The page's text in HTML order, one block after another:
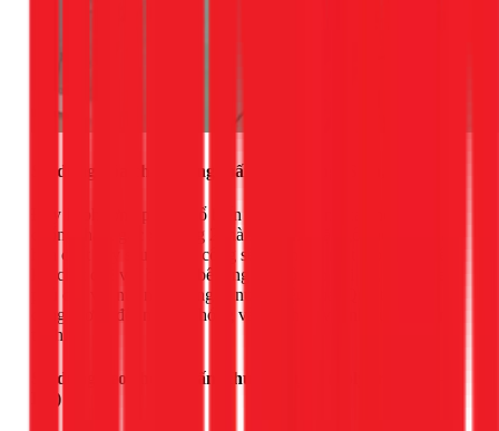
Sử dụng hóa chất chống thấm dạng lỏng (Sika, Kova)
Đây là phương pháp phổ biến nhất, sử dụng các hợp chất
chống thấm gốc xi măng 2 thành phần hoặc gốc acrylic. Các
hóa chất này sau khi thi công sẽ tạo thành một lớp màng liên
kết chặt chẽ với bề mặt bê tông, có độ đàn hồi tốt, giúp che
phủ các vết nứt nhỏ và ngăn nước hiệu quả. Quy trình thi
công tương đối nhanh chóng và phù hợp với nhiều loại công
trình.
Sử dụng keo chống thấm chuyên dụng (Polyurethane -
PU)